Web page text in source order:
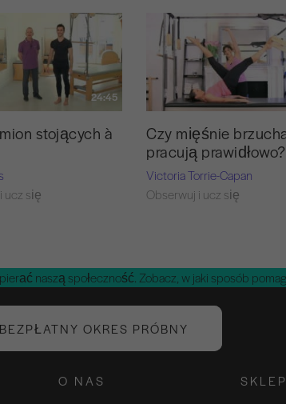
24:45
stojących à
ucz się
Czy mięśnie
pracują prawidłowo?
Victoria Torrie-Capan
Obserwuj i ucz się
naszą społeczność. Zobacz, w jaki sposób
OKRES PRÓBNY
O NAS SKLEP